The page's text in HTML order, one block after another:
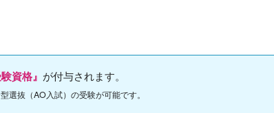
資格』 が付与されます。
選抜（AO入試）の受験が可能です。